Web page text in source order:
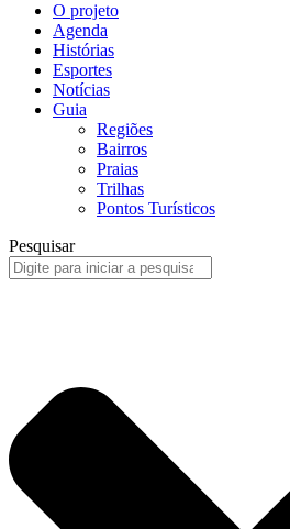
O projeto
Agenda
Histórias
Esportes
Notícias
Guia
Regiões
Bairros
Praias
Trilhas
Pontos Turísticos
Pesquisar